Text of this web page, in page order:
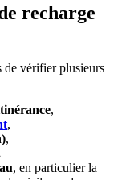
recharge
de vérifier plusieurs
,
,
,
, en particulier la